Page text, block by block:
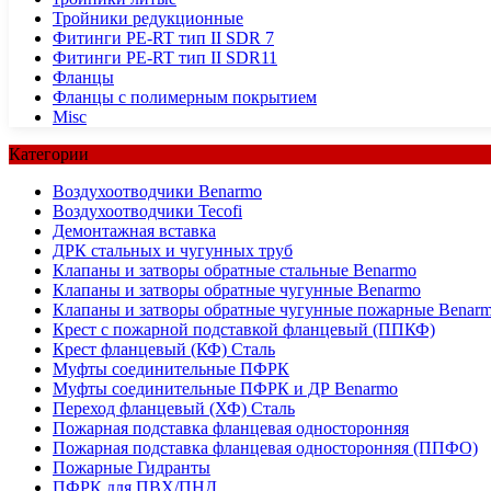
Тройники редукционные
Фитинги PE-RT тип II SDR 7
Фитинги PE-RT тип II SDR11
Фланцы
Фланцы с полимерным покрытием
Misc
Категории
Воздухоотводчики Benarmo
Воздухоотводчики Tecofi
Демонтажная вставка
ДРК стальных и чугунных труб
Клапаны и затворы обратные стальные Benarmo
Клапаны и затворы обратные чугунные Benarmo
Клапаны и затворы обратные чугунные пожарные
Крест с пожарной подставкой фланцевый (ППКФ)
Крест фланцевый (КФ) Сталь
Муфты соединительные ПФРК
Муфты соединительные ПФРК и ДР Benarmo
Переход фланцевый (ХФ) Сталь
Пожарная подставка фланцевая односторонняя
Пожарная подставка фланцевая односторонняя (ППФО)
Пожарные Гидранты
ПФРК для ПВХ/ПНД